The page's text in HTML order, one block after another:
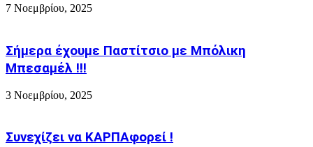
7 Νοεμβρίου, 2025
Σήμερα έχουμε Παστίτσιο με Μπόλικη
Μπεσαμέλ !!!
3 Νοεμβρίου, 2025
Συνεχίζει να ΚΑΡΠΑφορεί !